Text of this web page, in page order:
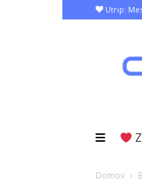
Utrip:
Domov